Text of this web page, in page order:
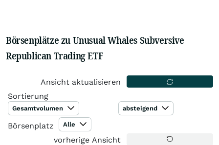
Börsenplätze zu Unusual Whales Subversive
Republican Trading ETF
Ansicht aktualisieren
Sortierung
Gesamtvolumen absteigend
Börsenplatz Alle
vorherige Ansicht